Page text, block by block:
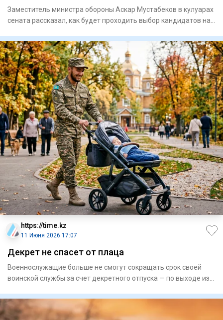
Заместитель министра обороны Аскар Мустабеков в кулуарах
сената рассказал, как будет проходить выбор кандидатов на
https://time.kz
11 Июня 2026 17:07
Декрет не спасет от плаца
Военнослужащие больше не смогут сокращать срок своей
воинской службы за счет декретного отпуска — по выходе из